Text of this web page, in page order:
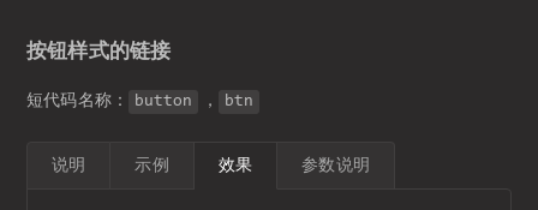
按钮样式的链接
短代码名称： button ， btn
说明 示例 效果 参数说明